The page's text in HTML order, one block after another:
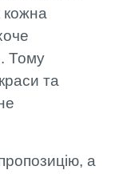
кожна
Тому
та
а